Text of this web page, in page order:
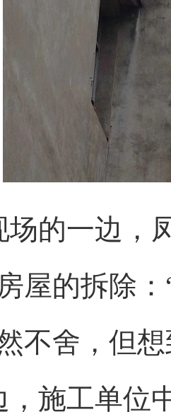
场的一边，
屋的拆除
不舍，但
，施工单位